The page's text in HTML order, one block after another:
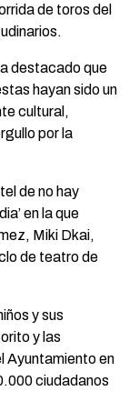
de toros del
destacado que
hayan sido un
cultural,
por la
de no hay
en la que
Miki Dkai,
de teatro de
y sus
y las
Ayuntamiento en
ciudadanos